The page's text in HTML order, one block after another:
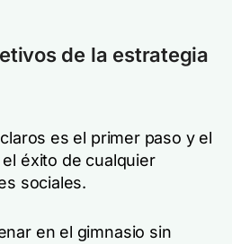
de la estrategia
es el primer paso y el
éxito de cualquier
sociales.
en el gimnasio sin